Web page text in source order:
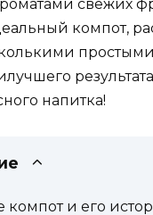
свежих
компот,
напитка!
компот и его